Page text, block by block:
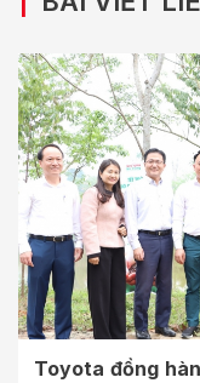
Toyota đồng